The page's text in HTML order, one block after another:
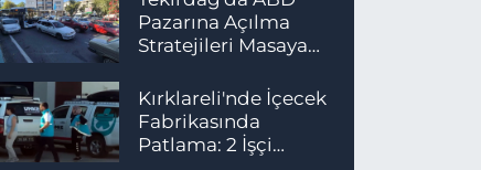
Pazarına Açılma
Stratejileri Masaya
Kırklareli'nde İçecek
Fabrikasında
Patlama: 2 İşçi